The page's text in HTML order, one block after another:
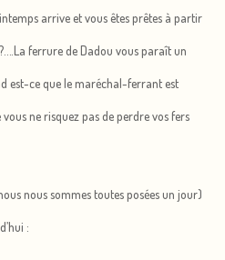
arrive et vous êtes prêtes à partir
ferrure de Dadou vous paraît un
est-ce que le maréchal-ferrant est
ne risquez pas de perdre vos fers
nous sommes toutes posées un jour)
: